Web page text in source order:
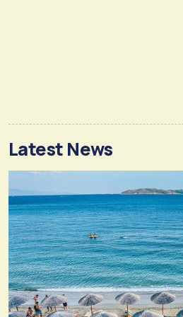
Latest News